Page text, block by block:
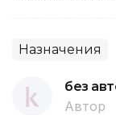
Назначения
без
Автор